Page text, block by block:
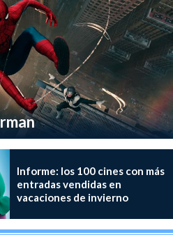
Informe: los 100 cines con más
entradas vendidas en
vacaciones de invierno